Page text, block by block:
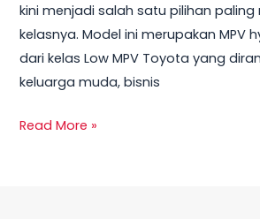
kini menjadi salah satu pilihan paling
kelasnya. Model ini merupakan MPV
dari kelas Low MPV Toyota yang
keluarga muda, bisnis
Promo,
dan
Kredit
Terbaru
Read More »